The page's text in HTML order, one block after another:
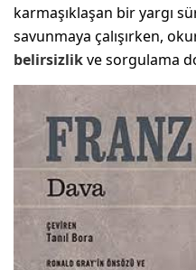
karmaşıklaşan bir yargı
savunmaya çalışırken,
belirsizlikve sorgulama